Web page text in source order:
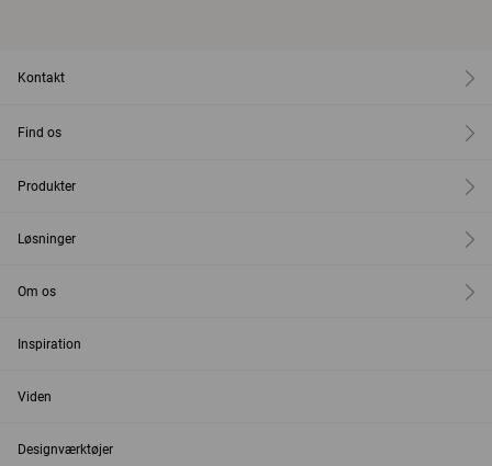
Kontakt
Find os
Produkter
Løsninger
Om os
Inspiration
Viden
Designværktøjer